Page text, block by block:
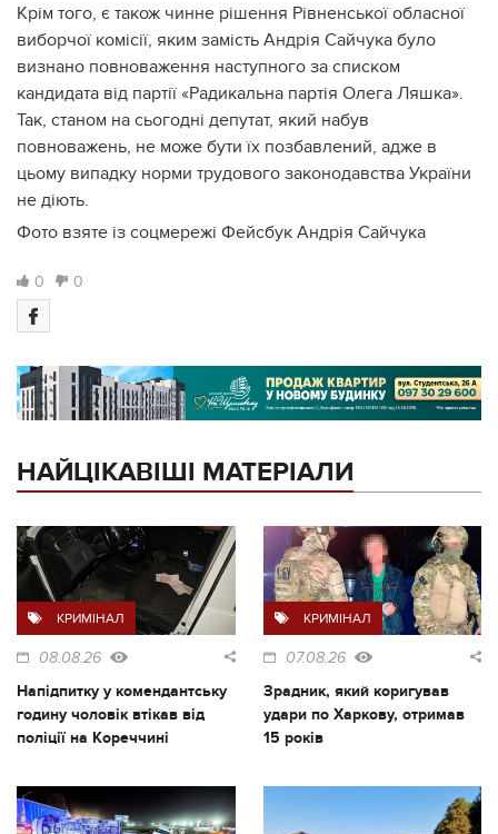
Крім того, є також чинне рішення Рівненської обласної
виборчої комісії, яким замість Андрія Сайчука було
визнано повноваження наступного за списком
кандидата від партії «Радикальна партія Олега Ляшка».
Так, станом на сьогодні депутат, який набув
повноважень, не може бути їх позбавлений, адже в
цьому випадку норми трудового законодавства України
не діють.
Фото взяте із соцмережі Фейсбук Андрія Сайчука
0 0
НАЙЦІКАВІШІ МАТЕРІАЛИ
КРИМІНАЛ
08.08.26
Напідпитку у комендантську
годину чоловік втікав від
поліції на Кореччині
КРИМІНАЛ
07.08.26
Зрадник, який коригував
удари по Харкову, отримав
15 років